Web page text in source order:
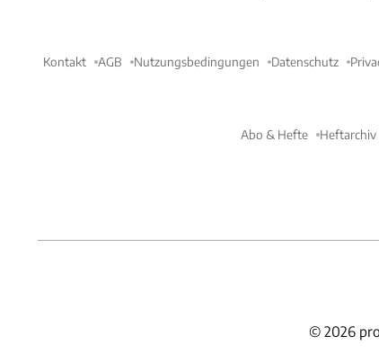
Kontakt AGB Nutzungsbedingungen Datenschutz
Abo & Hefte Heftarchiv
© 2026